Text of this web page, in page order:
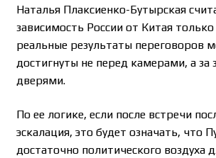
Наталья Плаксиенко-Бутырская
зависимость России от Китая только
реальные результаты переговоров
достигнуты не перед камерами, а
дверями.
По ее логике, если после встречи
эскалация, это будет означать, что
достаточно политического воздуха